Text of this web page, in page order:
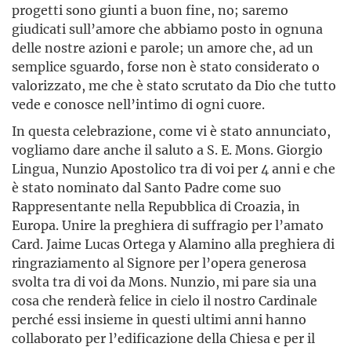
progetti sono giunti a buon fine, no; saremo
giudicati sull’amore che abbiamo posto in ognuna
delle nostre azioni e parole; un amore che, ad un
semplice sguardo, forse non è stato considerato o
valorizzato, me che è stato scrutato da Dio che tutto
vede e conosce nell’intimo di ogni cuore.
In questa celebrazione, come vi è stato annunciato,
vogliamo dare anche il saluto a S. E. Mons. Giorgio
Lingua, Nunzio Apostolico tra di voi per 4 anni e che
è stato nominato dal Santo Padre come suo
Rappresentante nella Repubblica di Croazia, in
Europa. Unire la preghiera di suffragio per l’amato
Card. Jaime Lucas Ortega y Alamino alla preghiera di
ringraziamento al Signore per l’opera generosa
svolta tra di voi da Mons. Nunzio, mi pare sia una
cosa che renderà felice in cielo il nostro Cardinale
perché essi insieme in questi ultimi anni hanno
collaborato per l’edificazione della Chiesa e per il